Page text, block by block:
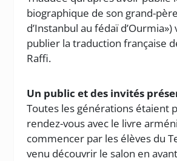
biographique de son grand-
d’Instanbul au fédaï d’Ourmia»)
publier la traduction française
Raffi.
Un public et des invités
Toutes les générations étaient
rendez-vous avec le livre
commencer par les élèves du
venu découvrir le salon en